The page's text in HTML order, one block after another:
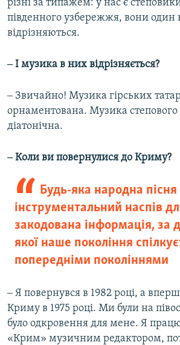
різні за типажем: у нас є
південного узбережжя, вони один
відрізняються.
‒ І музика в них відрізняється?
‒ Звичайно! Музика гірських
орнаментована. Музика
діатонічна.
‒ Коли ви повернулися до Криму?
Будь-яка народна пісня
інструментальний наспів
закодована інформація, за
якої наше покоління
попередніми поколіннями
‒ Я повернувся в 1982 році, а
Криму в 1975 році. Ми були на
було одкровення для мене. Я
«Крим» музичним редактором,